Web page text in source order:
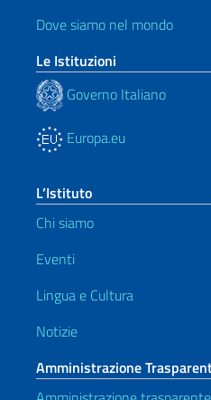
Dove siamo nel mondo
Le Istituzioni
Governo Italiano
Europa.eu
L’Istituto
Chi siamo
Eventi
Lingua e Cultura
Notizie
Amministrazione